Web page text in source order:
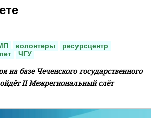
волонтеры
ресурсцентр
ЧГУ
на базе Чеченского государственного
II Межрегиональный слёт